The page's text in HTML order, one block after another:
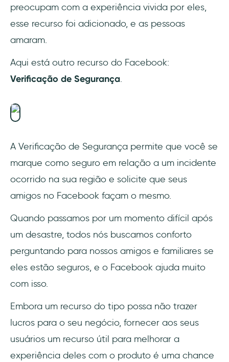
preocupam com a experiência vivida por eles,
esse recurso foi adicionado, e as pessoas
amaram.
Aqui está outro recurso do Facebook:
Verificação de Segurança.
A Verificação de Segurança permite que você se
marque como seguro em relação a um incidente
ocorrido na sua região e solicite que seus
amigos no Facebook façam o mesmo.
Quando passamos por um momento difícil após
um desastre, todos nós buscamos conforto
perguntando para nossos amigos e familiares se
eles estão seguros, e o Facebook ajuda muito
com isso.
Embora um recurso do tipo possa não trazer
lucros para o seu negócio, fornecer aos seus
usuários um recurso útil para melhorar a
experiência deles com o produto é uma chance